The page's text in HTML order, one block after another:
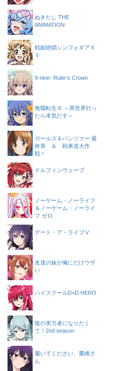
ぬきたし THE
ANIMATION
戦姫絶唱シンフォギアＸ
Ｖ
9-nine- Ruler’s Crown
無職転生Ⅲ ～異世界行っ
たら本気だす～
ガールズ＆パンツァー 最
終章 ＆ 戦車道大作
戦！
ドルフィンウェーブ
ノーゲーム・ノーライフ
＆ノーゲーム・ノーライ
フ ゼロ
デート・ア・ライブⅤ
友達の妹が俺にだけウザ
い
ハイスクールD×D HERO
陰の実力者になりたく
て！2nd season
履いてください、鷹峰さ
ん